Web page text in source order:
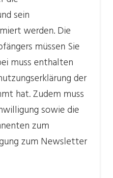
sein
werden. Die
müssen Sie
muss enthalten
der
hat. Zudem muss
sowie die
zum
zum Newsletter